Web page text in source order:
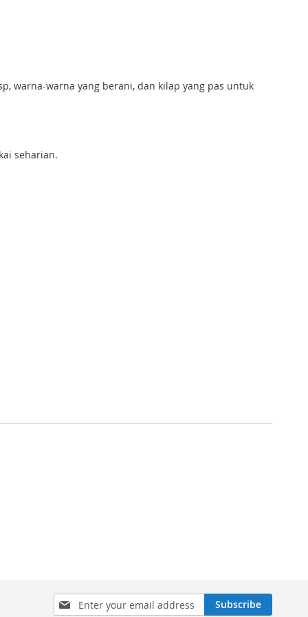
warna-warna yang berani, dan kilap yang pas untuk
seharian.
Sign
Up
Subscribe